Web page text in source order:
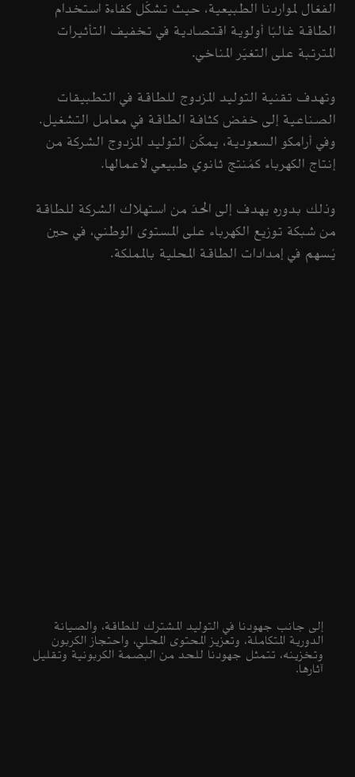
الفعّال لمواردنا الطبيعية، حيث تشكّل كفاءة استخدام
الطاقة غالبًا أولوية اقتصادية في تخفيف التأثيرات
المترتبة على التغيّر المناخي.
وتهدف تقنية التوليد المزدوج للطاقة في التطبيقات
الصناعية إلى خفض كثافة الطاقة في معامل التشغيل.
وفي أرامكو السعودية، يمكّن التوليد المزدوج الشركة من
إنتاج الكهرباء كمُنتج ثانوي طبيعي لأعمالها.
وذلك بدوره يهدف إلى الحدّ من استهلاك الشركة للطاقة
من شبكة توزيع الكهرباء على المستوى الوطني، في حين
يُسهم في إمدادات الطاقة المحلية بالمملكة.
إلى جانب جهودنا في التوليد المشترك للطاقة، والصيانة
الدورية المتكاملة، وتعزيز المحتوى المحلي، واحتجاز الكربون
وتخزينه، تتمثل جهودنا للحد من البصمة الكربونية وتقليل
آثارها.